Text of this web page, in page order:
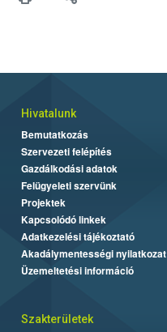
Hivatalunk
Bemutatkozás
Szervezeti felépítés
Gazdálkodási adatok
Felügyeleti szervünk
Projektek
Kapcsolódó linkek
Adatkezelési tájékoztató
Akadálymentességi nyilatkozat
Üzemeltetési információ
Szakterületek